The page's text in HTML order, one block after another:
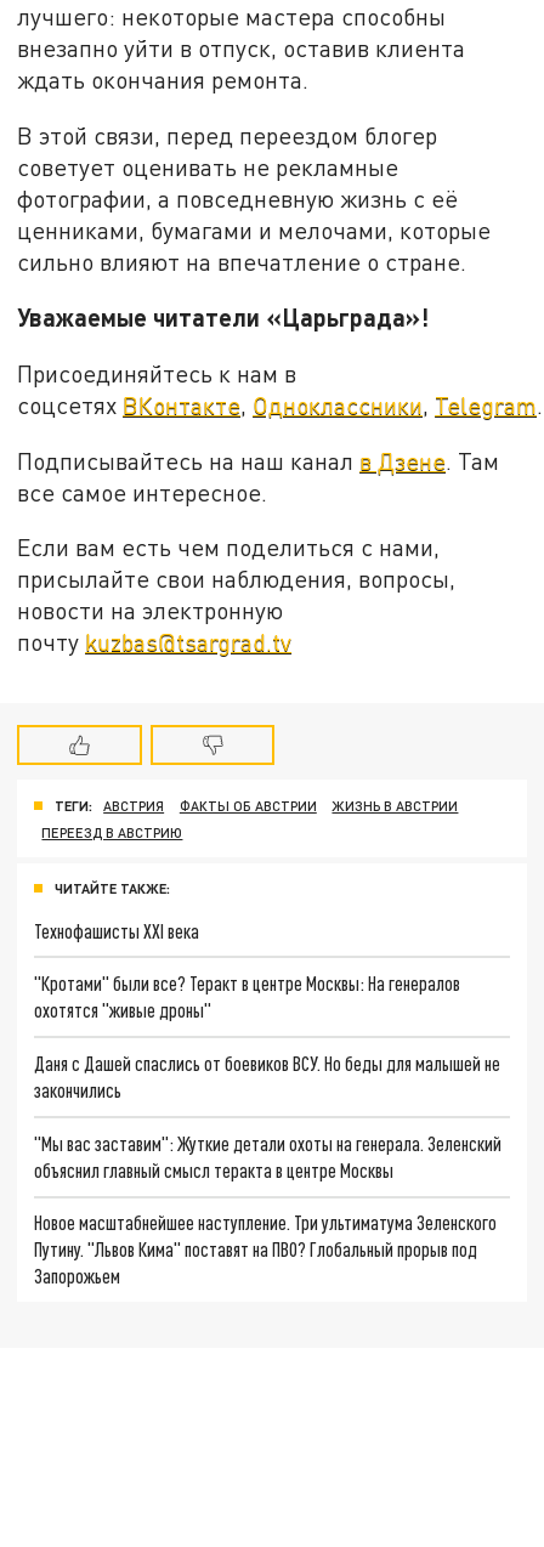
лучшего: некоторые мастера способны
внезапно уйти в отпуск, оставив клиента
ждать окончания ремонта.
В этой связи, перед переездом блогер
советует оценивать не рекламные
фотографии, а повседневную жизнь с её
ценниками, бумагами и мелочами, которые
сильно влияют на впечатление о стране.
Уважаемые читатели «Царьграда»!
Присоединяйтесь к нам в
соцсетях ВКонтакте, Одноклассники, Telegram.
Подписывайтесь на наш канал в Дзене . Там
все самое интересное.
Если вам есть чем поделиться с нами,
присылайте свои наблюдения, вопросы,
новости на электронную
почту kuzbas@tsargrad.tv
ТЕГИ: АВСТРИЯ ФАКТЫ ОБ АВСТРИИ
ЖИЗНЬ В АВСТРИИ
ПЕРЕЕЗД В АВСТРИЮ
ЧИТАЙТЕ ТАКЖЕ:
Технофашисты XXI века
"Кротами" были все? Теракт в центре Москвы: На генералов
охотятся "живые дроны"
Даня с Дашей спаслись от боевиков ВСУ. Но беды для малышей не
закончились
"Мы вас заставим": Жуткие детали охоты на генерала. Зеленский
объяснил главный смысл теракта в центре Москвы
Новое масштабнейшее наступление. Три ультиматума Зеленского
Путину. "Львов Кима" поставят на ПВО? Глобальный прорыв под
Запорожьем